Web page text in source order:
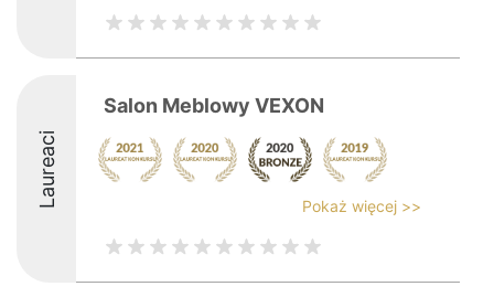
Laureaci
Salon Meblowy VEXON
Pokaż więcej >>